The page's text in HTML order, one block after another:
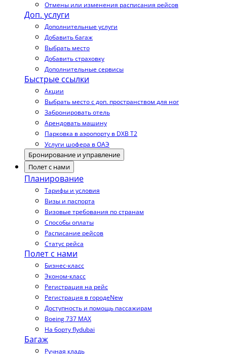
Отмены или изменения расписания рейсов
Доп. услуги
Дополнительные услуги
Добавить багаж
Выбрать место
Добавить страховку
Дополнительные сервисы
Быстрые ссылки
Акции
Выбрать место с доп. пространством для ног
Забронировать отель
Арендовать машину
Парковка в аэропорту в DXB T2
Услуги шофера в ОАЭ
Бронирование и управление
Полет с нами
Планирование
Тарифы и условия
Визы и паспорта
Визовые требования по странам
Способы оплаты
Расписание рейсов
Статус рейса
Полет с нами
Бизнес-класс
Эконом-класс
Регистрация на рейс
Регистрация в городеNew
Доступность и помощь пассажирам
Boeing 737 MAX
На борту flydubai
Багаж
Ручная кладь